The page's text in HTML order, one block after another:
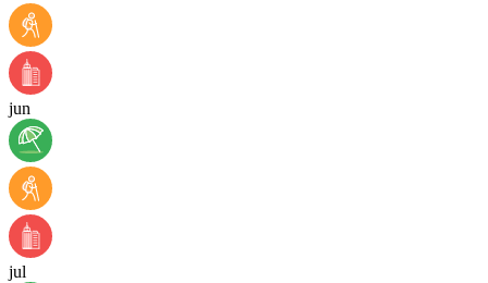
jun
jul